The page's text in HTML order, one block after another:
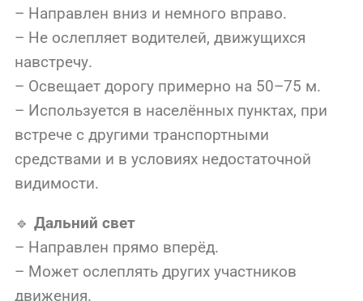
– Направлен вниз и немного вправо.
– Не ослепляет водителей, движущихся
навстречу.
– Освещает дорогу примерно на 50–75 м.
– Используется в населённых пунктах, при
встрече с другими транспортными
средствами и в условиях недостаточной
видимости.
🔹 Дальний свет
– Направлен прямо вперёд.
– Может ослеплять других участников
движения.